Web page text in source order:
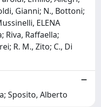
Gianni; N., Bottoni;
ELENA
Riva, Raffaella;
R. M., Zito; C., Di
Sposito, Alberto